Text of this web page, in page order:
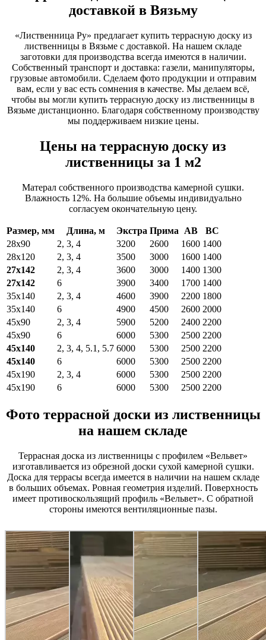
доставкой в Вязьму
«Лиственница Ру» предлагает купить террасную доску из
лиственницы в Вязьме с доставкой. На нашем складе
заготовки для производства всегда имеются в наличии.
Собственный транспорт и доставка: газели, манипуляторы,
грузовые автомобили. Сделаем фото продукции и отправим
вам, если у вас есть сомнения в качестве. Мы делаем всё,
чтобы вы могли купить террасную доску из лиственницы в
Вязьме дистанционно. Благодаря собственному производству
мы поддерживаем низкие цены.
Цены на террасную доску из
лиственницы за 1 м2
Матерал собственного производства камерной сушки.
Влажность 12%. На большие объемы индивидуально
согласуем окончательную цену.
Размер, мм Длина, м Экстра Прима АВ
ВС
28х90
2, 3, 4 3200 2600 1600 1400
28х120
2, 3, 4 3500 3000 1600 1400
27х142
2, 3, 4 3600 3000 1400 1300
27х142
6 3900 3400 1700 1400
35х140
2, 3, 4 4600 3900 2200 1800
35х140
6 4900 4500 2600 2000
45х90
2, 3, 4 5900 5200 2400 2200
45х90
6 6000 5300 2500 2200
45х140
2, 3, 4, 5.1, 5.7 6000 5300 2500 2200
45х140
6 6000 5300 2500 2200
45х190
2, 3, 4 6000 5300 2500 2200
45х190
6 6000 5300 2500 2200
Фото террасной доски из лиственницы
на нашем складе
Террасная доска из лиственницы с профилем «Вельвет»
изготавливается из обрезной доски сухой камерной сушки.
Доска для террасы всегда имеется в наличии на нашем складе
в больших объемах. Ровная геометрия изделий. Поверхность
имеет противоскользящий профиль «Вельвет». С обратной
стороны имеются вентиляционные пазы.